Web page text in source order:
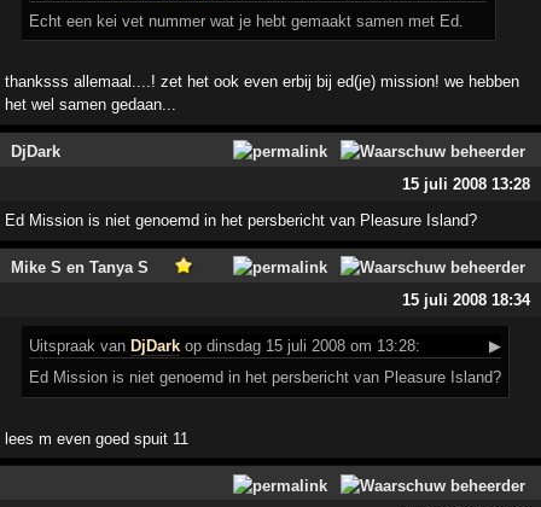
Echt een kei vet nummer wat je hebt gemaakt samen met Ed.
thanksss allemaal....! zet het ook even erbij bij ed(je) mission! we hebben
het wel samen gedaan...
DjDark
15 juli 2008 13:28
Ed Mission is niet genoemd in het persbericht van Pleasure Island?
Mike S en Tanya S
15 juli 2008 18:34
Uitspraak van DjDark op dinsdag 15 juli 2008 om 13:28:
▶
Ed Mission is niet genoemd in het persbericht van Pleasure Island?
lees m even goed spuit 11